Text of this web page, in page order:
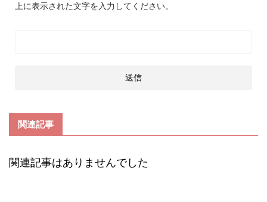
上に表示された文字を入力してください。
関連記事
関連記事はありませんでした